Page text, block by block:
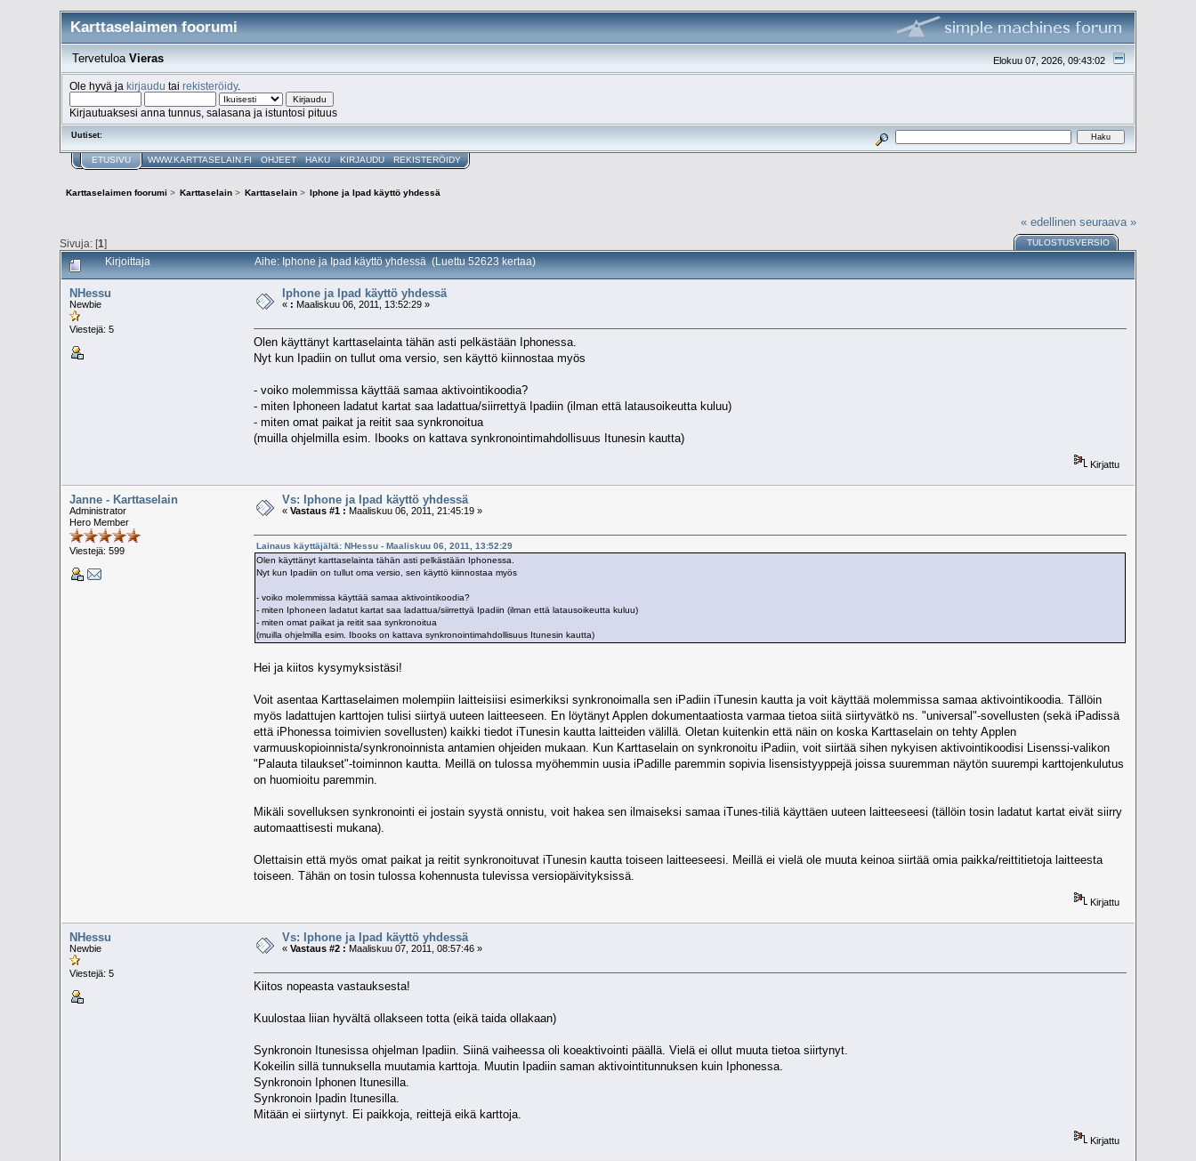
Karttaselaimen foorumi
Elokuu 07, 2026, 09:43:02
Tervetuloa Vieras
Ole hyvä jakirjaudu tairekisteröidy.
Kirjautuaksesi anna tunnus, salasana ja istuntosi pituus
Uutiset:
ETUSIVU WWW.KARTTASELAIN.FI OHJEET HAKU KIRJAUDU REKISTERÖIDY
Karttaselaimen foorumi > Karttaselain> Karttaselain> Iphone ja Ipad käyttö yhdessä
« edellinen seuraava »
Sivuja: [1] TULOSTUSVERSIO
Kirjoittaja Aihe: Iphone ja Ipad käyttö yhdessä (Luettu 52623 kertaa)
NHessu
Newbie
Viestejä: 5
Iphone ja Ipad käyttö yhdessä
« : Maaliskuu 06, 2011, 13:52:29 »
Olen käyttänyt karttaselainta tähän asti pelkästään Iphonessa.
Nyt kun Ipadiin on tullut oma versio, sen käyttö kiinnostaa myös
- voiko molemmissa käyttää samaa aktivointikoodia?
- miten Iphoneen ladatut kartat saa ladattua/siirrettyä Ipadiin (ilman että latausoikeutta kuluu)
- miten omat paikat ja reitit saa synkronoitua
(muilla ohjelmilla esim. Ibooks on kattava synkronointimahdollisuus Itunesin kautta)
Kirjattu
Janne - Karttaselain
Administrator
Hero Member
Viestejä: 599
Vs: Iphone ja Ipad käyttö yhdessä
«Vastaus #1 : Maaliskuu 06, 2011, 21:45:19 »
Lainaus käyttäjältä: NHessu - Maaliskuu 06, 2011, 13:52:29
Olen käyttänyt karttaselainta tähän asti pelkästään Iphonessa.
Nyt kun Ipadiin on tullut oma versio, sen käyttö kiinnostaa myös
- voiko molemmissa käyttää samaa aktivointikoodia?
- miten Iphoneen ladatut kartat saa ladattua/siirrettyä Ipadiin (ilman että latausoikeutta kuluu)
- miten omat paikat ja reitit saa synkronoitua
(muilla ohjelmilla esim. Ibooks on kattava synkronointimahdollisuus Itunesin kautta)
Hei ja kiitos kysymyksistäsi!
Voit asentaa Karttaselaimen molempiin laitteisiisi esimerkiksi synkronoimalla sen iPadiin iTunesin kautta ja voit käyttää molemmissa samaa aktivointikoodia. Tällöin
myös ladattujen karttojen tulisi siirtyä uuteen laitteeseen. En löytänyt Applen dokumentaatiosta varmaa tietoa siitä siirtyvätkö ns. "universal"-sovellusten (sekä iPadissä
että iPhonessa toimivien sovellusten) kaikki tiedot iTunesin kautta laitteiden välillä. Oletan kuitenkin että näin on koska Karttaselain on tehty Applen
varmuuskopioinnista/synkronoinnista antamien ohjeiden mukaan. Kun Karttaselain on synkronoitu iPadiin, voit siirtää sihen nykyisen aktivointikoodisi Lisenssi-valikon
"Palauta tilaukset"-toiminnon kautta. Meillä on tulossa myöhemmin uusia iPadille paremmin sopivia lisensistyyppejä joissa suuremman näytön suurempi karttojenkulutus
on huomioitu paremmin.
Mikäli sovelluksen synkronointi ei jostain syystä onnistu, voit hakea sen ilmaiseksi samaa iTunes-tiliä käyttäen uuteen laitteeseesi (tällöin tosin ladatut kartat eivät siirry
automaattisesti mukana).
Olettaisin että myös omat paikat ja reitit synkronoituvat iTunesin kautta toiseen laitteeseesi. Meillä ei vielä ole muuta keinoa siirtää omia paikka/reittitietoja laitteesta
toiseen. Tähän on tosin tulossa kohennusta tulevissa versiopäivityksissä.
Kirjattu
NHessu
Newbie
Viestejä: 5
Vs: Iphone ja Ipad käyttö yhdessä
«Vastaus #2 : Maaliskuu 07, 2011, 08:57:46 »
Kiitos nopeasta vastauksesta!
Kuulostaa liian hyvältä ollakseen totta (eikä taida ollakaan)
Synkronoin Itunesissa ohjelman Ipadiin. Siinä vaiheessa oli koeaktivointi päällä. Vielä ei ollut muuta tietoa siirtynyt.
Kokeilin sillä tunnuksella muutamia karttoja. Muutin Ipadiin saman aktivointitunnuksen kuin Iphonessa.
Synkronoin Iphonen Itunesilla.
Synkronoin Ipadin Itunesilla.
Mitään ei siirtynyt. Ei paikkoja, reittejä eikä karttoja.
Kirjattu